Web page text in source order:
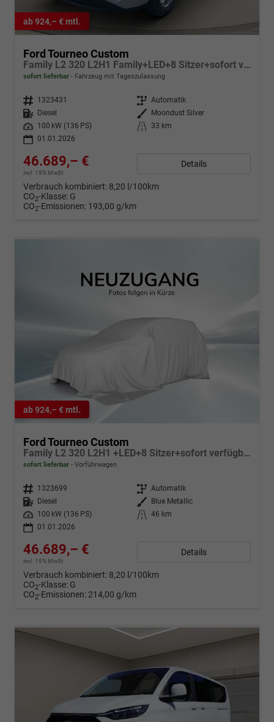
ab 924,– € mtl.
Ford Tourneo Custom
Family L2 320 L2H1 Family+LED+8 Sitzer+sofort verfügbar++
sofort lieferbar Fahrzeug mit Tageszulassung
Fahrzeugnr. 1323431 Getriebe Automatik
Kraftstoff
Diesel Außenfarbe
Moondust Silver
Leistung
100 kW (136 PS) Kilometerstand
33 km
01.01.2026
46.689,– €
incl. 19% MwSt.
Details
Verbrauch kombiniert: 8,20 l/100km
CO2-Klasse: G
CO2-Emissionen: 193,00 g/km
ab 924,– € mtl.
Ford Tourneo Custom
Family L2 320 L2H1 +LED+8 Sitzer+sofort verfügbar+
sofort lieferbar Vorführwagen
Fahrzeugnr. 1323699 Getriebe Automatik
Kraftstoff
Diesel Außenfarbe
Blue Metallic
Leistung
100 kW (136 PS) Kilometerstand
46 km
01.01.2026
46.689,– €
incl. 19% MwSt.
Details
Verbrauch kombiniert: 8,20 l/100km
CO2-Klasse: G
CO2-Emissionen: 214,00 g/km